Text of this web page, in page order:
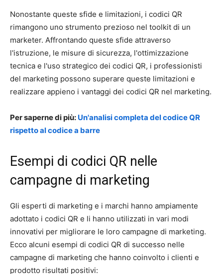
Nonostante queste sfide e limitazioni, i codici QR
rimangono uno strumento prezioso nel toolkit di un
marketer. Affrontando queste sfide attraverso
l'istruzione, le misure di sicurezza, l'ottimizzazione
tecnica e l'uso strategico dei codici QR, i professionisti
del marketing possono superare queste limitazioni e
realizzare appieno i vantaggi dei codici QR nel marketing.
Per saperne di più: Un'analisi completa del codice QR
rispetto al codice a barre
Esempi di codici QR nelle
campagne di marketing
Gli esperti di marketing e i marchi hanno ampiamente
adottato i codici QR e li hanno utilizzati in vari modi
innovativi per migliorare le loro campagne di marketing.
Ecco alcuni esempi di codici QR di successo nelle
campagne di marketing che hanno coinvolto i clienti e
prodotto risultati positivi: